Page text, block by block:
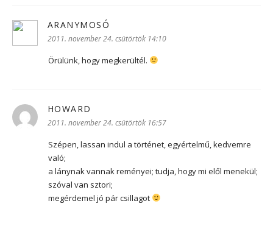
ARANYMOSÓ
2011. november 24. csütörtök 14:10
Örülünk, hogy megkerültél.
HOWARD
2011. november 24. csütörtök 16:57
Szépen, lassan indul a történet, egyértelmű, kedvemre
való;
a lánynak vannak reményei; tudja, hogy mi elől menekül;
szóval van sztori;
megérdemel jó pár csillagot